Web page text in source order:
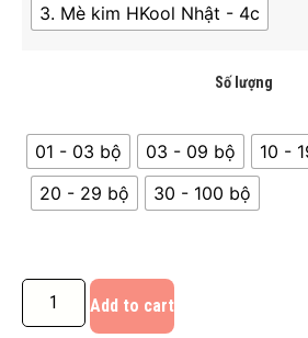
3. Mè kim HKool Nhật - 4c
Số lượng
01 - 03 bộ 03 - 09 bộ
10 -
20 - 29 bộ
30 - 100 bộ
Add to cart